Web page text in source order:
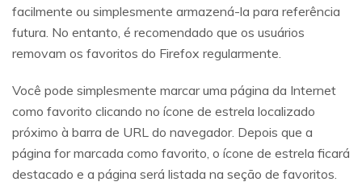
facilmente ou simplesmente armazená-la para referência
futura. No entanto, é recomendado que os usuários
removam os favoritos do Firefox regularmente.
Você pode simplesmente marcar uma página da Internet
como favorito clicando no ícone de estrela localizado
próximo à barra de URL do navegador. Depois que a
página for marcada como favorito, o ícone de estrela ficará
destacado e a página será listada na seção de favoritos.